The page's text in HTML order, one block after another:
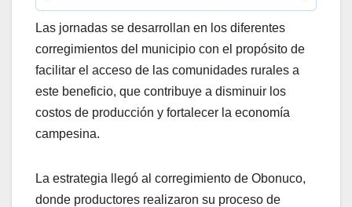
Las jornadas se desarrollan en los diferentes
corregimientos del municipio con el propósito de
facilitar el acceso de las comunidades rurales a
este beneficio, que contribuye a disminuir los
costos de producción y fortalecer la economía
campesina.
La estrategia llegó al corregimiento de Obonuco,
donde productores realizaron su proceso de